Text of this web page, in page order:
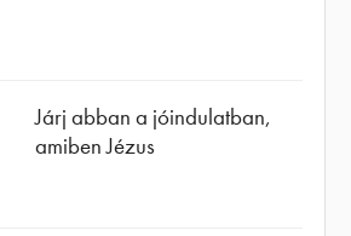
Járj abban a jóindulatban,
amiben Jézus